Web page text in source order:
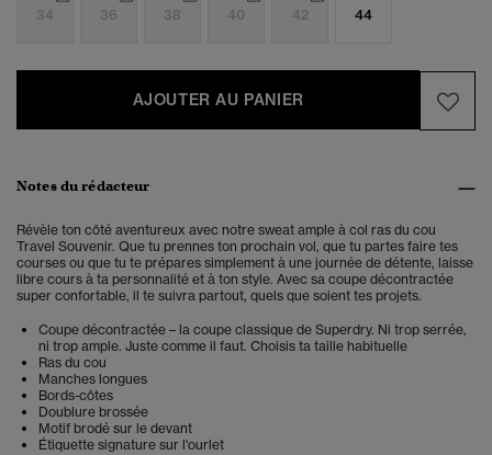
34 36 38 40 42 44
AJOUTER AU PANIER
Notes du rédacteur
Révèle ton côté aventureux avec notre sweat ample à col ras du cou
Travel Souvenir. Que tu prennes ton prochain vol, que tu partes faire tes
courses ou que tu te prépares simplement à une journée de détente, laisse
libre cours à ta personnalité et à ton style. Avec sa coupe décontractée
super confortable, il te suivra partout, quels que soient tes projets.
Coupe décontractée – la coupe classique de Superdry. Ni trop serrée,
ni trop ample. Juste comme il faut. Choisis ta taille habituelle
Ras du cou
Manches longues
Bords-côtes
Doublure brossée
Motif brodé sur le devant
Étiquette signature sur l'ourlet